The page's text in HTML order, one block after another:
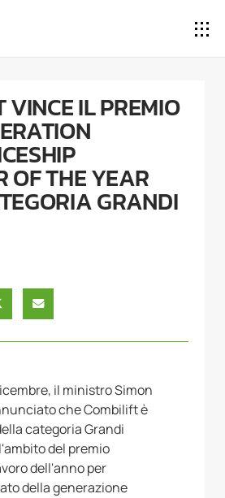
VINCE IL PREMIO
OF THE YEAR
GRANDI
il ministro Simon
che Combilift è
categoria Grandi
del premio
dell'anno per
della generazione